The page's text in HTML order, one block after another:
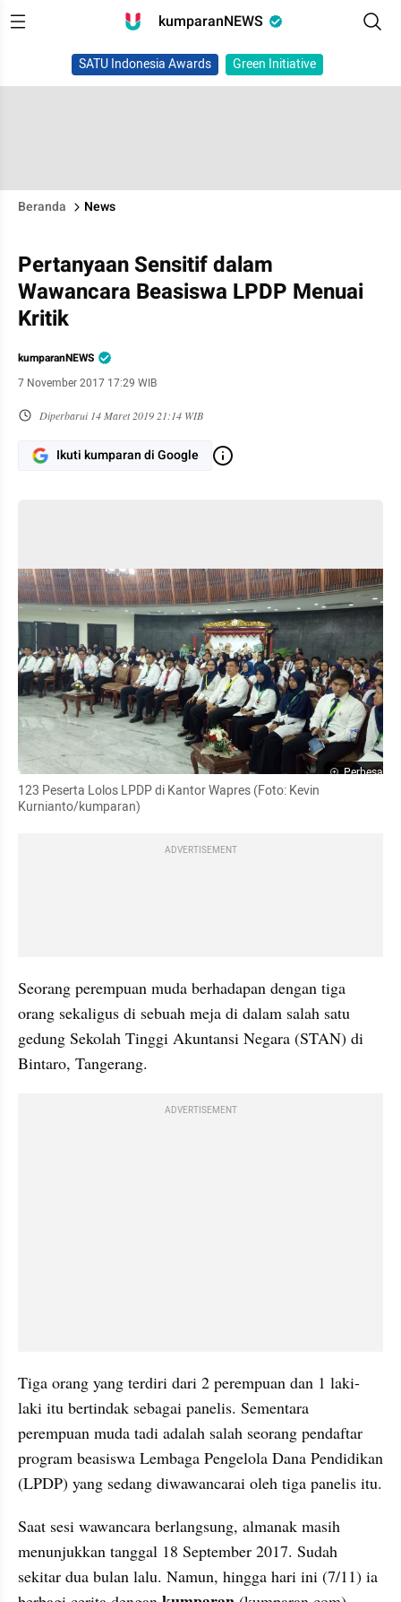
kumparanNEWS
SATU Indonesia Awards Green Initiative
Beranda News
Pertanyaan Sensitif dalam
Wawancara Beasiswa LPDP Menuai
Kritik
kumparanNEWS
7 November 2017 17:29 WIB
Diperbarui 14 Maret 2019 21:14 WIB
Ikuti kumparan di Google
Perbesar
123 Peserta Lolos LPDP di Kantor Wapres (Foto: Kevin
Kurnianto/kumparan)
ADVERTISEMENT
Seorang perempuan muda berhadapan dengan tiga
orang sekaligus di sebuah meja di dalam salah satu
gedung Sekolah Tinggi Akuntansi Negara (STAN) di
Bintaro, Tangerang.
ADVERTISEMENT
Tiga orang yang terdiri dari 2 perempuan dan 1 laki-
laki itu bertindak sebagai panelis. Sementara
perempuan muda tadi adalah salah seorang pendaftar
program beasiswa Lembaga Pengelola Dana Pendidikan
(LPDP) yang sedang diwawancarai oleh tiga panelis itu.
Saat sesi wawancara berlangsung, almanak masih
menunjukkan tanggal 18 September 2017. Sudah
sekitar dua bulan lalu. Namun, hingga hari ini (7/11) ia